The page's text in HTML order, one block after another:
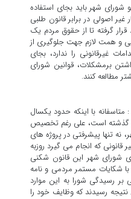
شهر باید بجای استفاده
اصولی در برابر قانون طلبی
قرار گرفته تا از حقوق مردم یک
و همت لازم جهت جلوگیری از
غیرقانونی را ندارد، بجای
برمشکلات، قوانین شورای
مطالعه کنند.
با اینکه حدود یکسال
گذشته است، علی رغم تخصیص
تنها پیشرفتی در پروژه های
که انجام می گیرد روزبه
شورای شهر این قانون شکنی
شکایات مستمر مردمی و نامه
بر رسیدگی شورا به این موارد
رسیدند که وظایف خود را